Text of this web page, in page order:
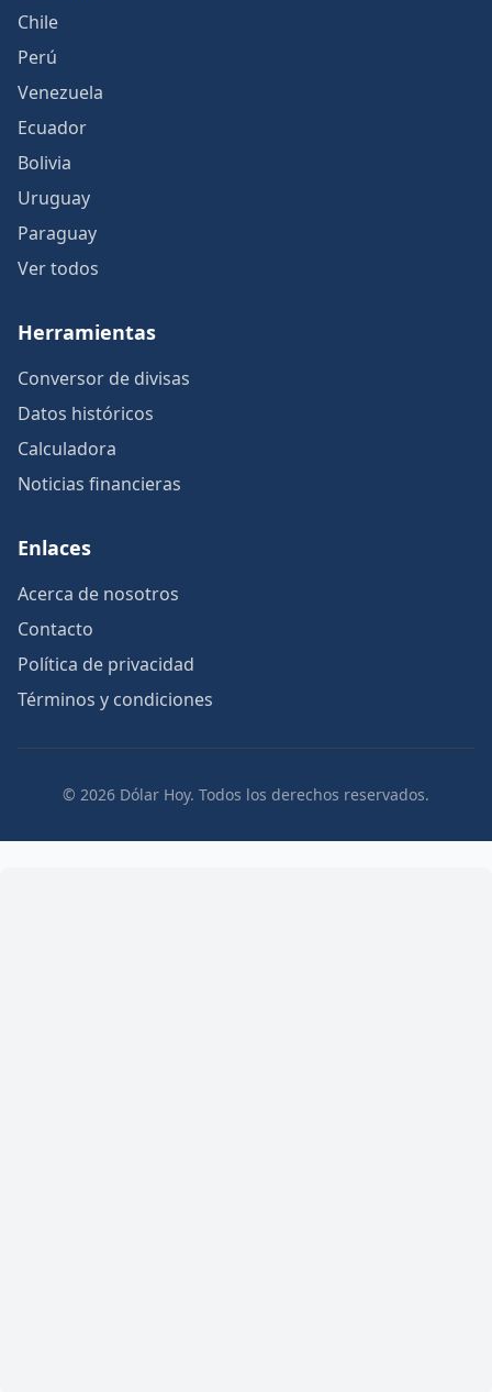
Chile
Perú
Venezuela
Ecuador
Bolivia
Uruguay
Paraguay
Ver todos
Herramientas
Conversor de divisas
Datos históricos
Calculadora
Noticias financieras
Enlaces
Acerca de nosotros
Contacto
Política de privacidad
Términos y condiciones
© 2026 Dólar Hoy. Todos los derechos reservados.